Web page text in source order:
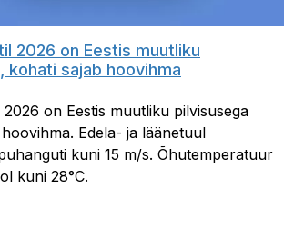
2026 on Eestis muutliku
kohati sajab hoovihma
on Eestis muutliku pilvisusega
Edela- ja läänetuul
kuni 15 m/s. Õhutemperatuur
kuni 28°C.